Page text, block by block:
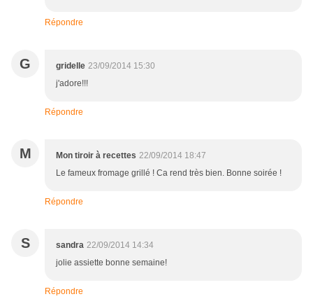
Répondre
G gridelle 23/09/2014 15:30
j'adore!!!
Répondre
M Mon tiroir à recettes 22/09/2014 18:47
Le fameux fromage grillé ! Ca rend très bien. Bonne soirée !
Répondre
S sandra 22/09/2014 14:34
jolie assiette bonne semaine!
Répondre